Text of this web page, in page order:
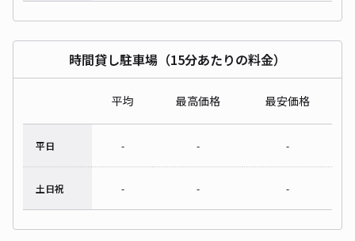
時間貸し駐車場（15分あたりの料金）
平均 最高価格 最安価格
平日 - - -
土日祝 - - -